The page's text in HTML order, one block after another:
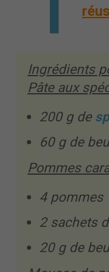
Ingrédients
Pâte aux
200 g de
60 g de
Pommes
4 pommes
2 sachets
20 g de